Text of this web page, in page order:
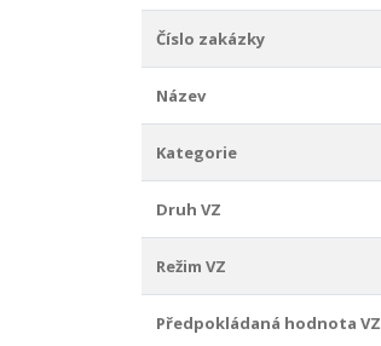
Číslo zakázky
Název
Kategorie
Druh VZ
Režim VZ
Předpokládaná hodnota VZ